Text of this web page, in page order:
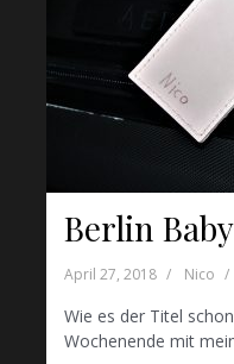
Berlin
April 27, 2018 Nico
Wie es der Titel
Wochenende mit